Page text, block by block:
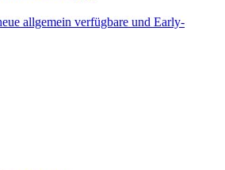
allgemein verfügbare und Early-